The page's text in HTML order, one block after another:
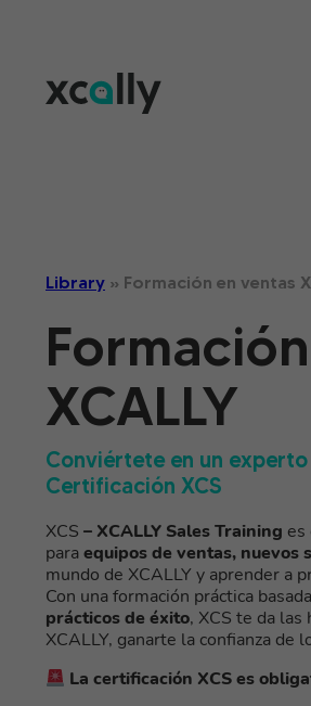
Library » Formación en ventas
XCALLY
Conviértete en un experto
Certificación XCS
XCS – XCALLY Sales Training es
paraequipos de ventas, nuevos
mundo de XCALLY y aprender a
Con una formación práctica
prácticos de éxito, XCS te da
XCALLY, ganarte la confianza de
La certificación XCS es